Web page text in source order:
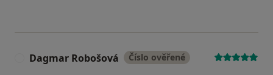
Dagmar Robošová Číslo ověřené